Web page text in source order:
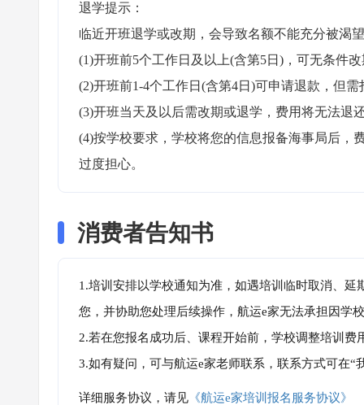
退学提示：
临近开班退学或改期，会导致名额不能充分被渴
(1)开班前5个工作日及以上(含第5日)，可无条件
(2)开班前1-4个工作日(含第4日)可申请退款，但
(3)开班当天及以后需改期或退学，费用将无法退
(4)按学校要求，学校将您的信息报备海事局后，
过度担心。
消费者告知书
1.培训安排以学校通知为准，如遇培训临时取消、
您，并协助您处理后续操作，航运e家无法承担因学
2.若在您报名成功后、课程开始前，学校调整培训
3.如有疑问，可与航运e家老师联系，联系方式可在
详细服务协议，请见 《航运e家培训报名服务协议》